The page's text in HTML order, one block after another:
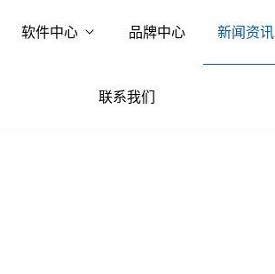
软件中心 品牌中心 新闻资讯
联系我们